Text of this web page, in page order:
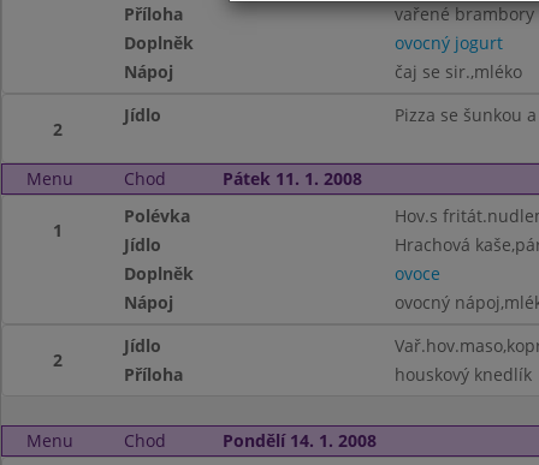
Příloha
vařené brambory
Doplněk
ovocný jogurt
Nápoj
čaj se sir.,mléko
2
Jídlo Pizza se šunkou
Menu Chod Pátek 11. 1. 2008
1
Polévka
Hov.s
Jídlo
Hrachová
Doplněk
ovoce
Nápoj
ovocný
2
Jídlo
Příloha
houskový knedlík
Menu Chod Pondělí 14. 1. 2008